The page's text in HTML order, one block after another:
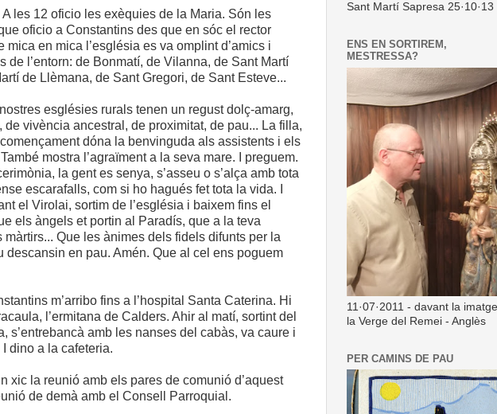
les 12 oficio les exèquies de la Maria. Són les
oficio a Constantins des que en sóc el rector
mica en mica l’església es va omplint d’amics i
de l’entorn: de Bonmatí, de Vilanna, de Sant Martí
de Llèmana, de Sant Gregori, de Sant Esteve...
esglésies rurals tenen un regust dolç-amarg,
de vivència ancestral, de proximitat, de pau... La filla,
dóna la benvinguda als assistents i els
mostra l’agraïment a la seva mare. I preguem.
la gent es senya, s’asseu o s’alça amb tota
escarafalls, com si ho hagués fet tota la vida. I
el Virolai, sortim de l’església i baixem fins el
els àngels et portin al Paradís, que a la teva
màrtirs... Que les ànimes dels fidels difunts per la
descansin en pau. Amén. Que al cel ens poguem
m’arribo fins a l’hospital Santa Caterina. Hi
l’ermitana de Calders. Ahir al matí, sortint del
s’entrebancà amb les nanses del cabàs, va caure i
dino a la cafeteria.
xic la reunió amb els pares de comunió d’aquest
de demà amb el Consell Parroquial.
Sant Martí Sapresa 25·10·13
ENS EN SORTIREM,
MESTRESSA?
11·07·2011 - davant la
la Verge del Remei - Anglès
PER CAMINS DE PAU